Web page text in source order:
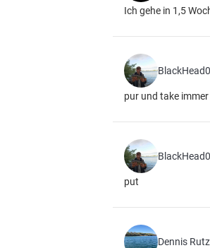
Ich gehe in 1,5
pur und take
put
Dennis